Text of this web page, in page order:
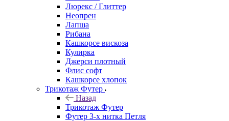
Люрекс / Глиттер
Неопрен
Лапша
Рибана
Кашкорсе вискоза
Кулирка
Джерси плотный
Флис софт
Кашкорсе хлопок
Трикотаж Футер
Назад
Трикотаж Футер
Футер 3-х нитка Петля